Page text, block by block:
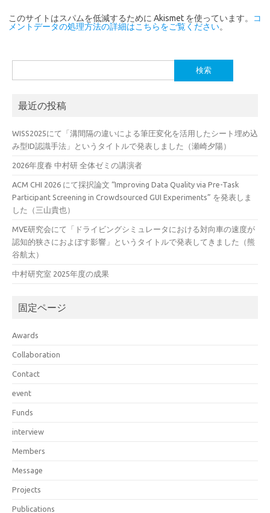
このサイトはスパムを低減するために Akismet を使っています。
コ
メントデータの処理方法の詳細はこちらをご覧ください。
索:
最近の投稿
WISS2025にて「溝間隔の違いによる筆圧変化を活用したシート埋め込
み型ID認識手法」というタイトルで発表しました（瀬崎夕陽）
2026年度春 中村研 全体ゼミの講演者
ACM CHI 2026 にて採択論文 “Improving Data Quality via Pre-Task
Participant Screening in Crowdsourced GUI Experiments” を発表しま
した（三山貴也）
MVE研究会にて「ドライビングシミュレータにおける対向車の速度が
認知的狭さにおよぼす影響」というタイトルで発表してきました（熊
谷航太）
中村研究室 2025年度の成果
固定ページ
Awards
Collaboration
Contact
event
Funds
interview
Members
Message
Projects
Publications